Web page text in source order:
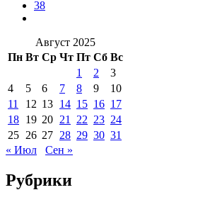
38
Август 2025
Пн Вт Ср Чт Пт Сб Вс
1
2
3
4
5 6 7 8 9
10
11
12 13 14 15 16 17
18 19 20 21 22 23 24
25 26 27 28 29 30 31
« Июл
Сен »
Рубрики